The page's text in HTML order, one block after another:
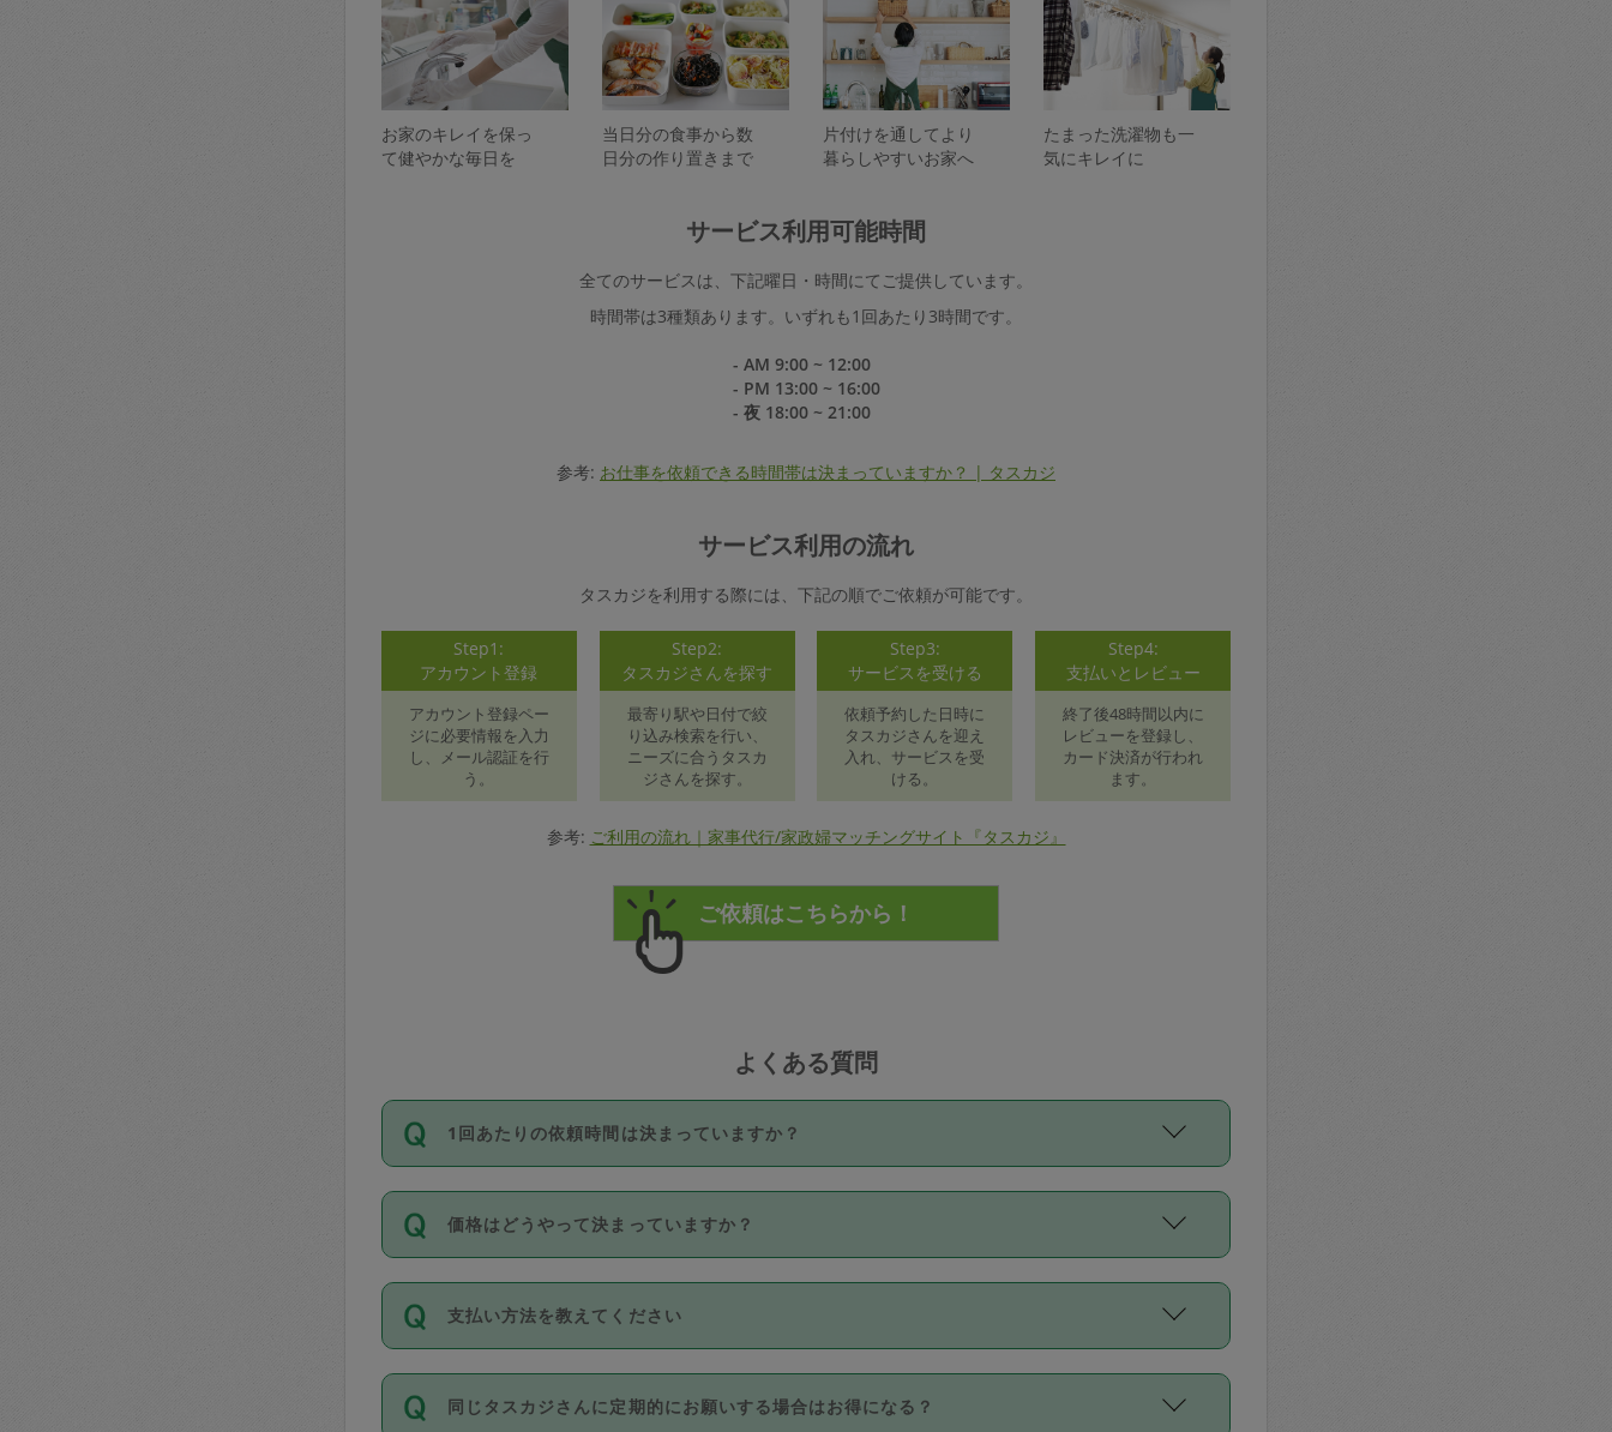
お家のキレイを保っ
て健やかな毎日を
当日分の食事から数
日分の作り置きまで
片付けを通してより
暮らしやすいお家へ
たまった洗濯物も一
気にキレイに
サービス利用可能時間
全てのサービスは、下記曜日・時間にてご提供しています。
時間帯は3種類あります。いずれも1回あたり3時間です。
- AM 9:00 ~ 12:00
- PM 13:00 ~ 16:00
- 夜 18:00 ~ 21:00
参考: お仕事を依頼できる時間帯は決まっていますか？ | タスカジ
サービス利用の流れ
タスカジを利用する際には、下記の順でご依頼が可能です。
Step1:
アカウント登録
アカウント登録ペー
ジに必要情報を入力
し、メール認証を行
う。
Step2:
タスカジさんを探す
最寄り駅や日付で絞
り込み検索を行い、
ニーズに合うタスカ
ジさんを探す。
Step3:
サービスを受ける
依頼予約した日時に
タスカジさんを迎え
入れ、サービスを受
ける。
Step4:
支払いとレビュー
終了後48時間以内に
レビューを登録し、
カード決済が行われ
ます。
参考: ご利用の流れ｜家事代行/家政婦マッチングサイト『タスカジ』
よくある質問
1回あたりの依頼時間は決まっていますか？
依頼1回につき3時間固定です。3時間を超えて依頼したい場合は、延長機能をご利用くださ
い。機能をご利用いただくには、タスカジさんに事前に相談し、合意の上事前申請すること
が必要です。なお、3時間を下回っても、値引き等はございません。
価格はどうやって決まっていますか？
11種類の価格帯の中からタスカジさん自身が価格を選んで設定しています。
タスカジさんの価格設定には最初は制限があり、レビュー件数、レビューの平均値、などで
除々に設定可能な最高額が上がっていく仕組みになっています。
支払い方法を教えてください
お支払方法はクレジットカード（Visa／Master／JCB／AMERICAN EXPRESS／Diners
Club）のみとなります。
同じタスカジさんに定期的にお願いする場合はお得になる？